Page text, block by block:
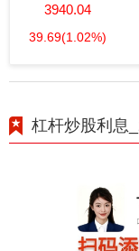
3940.04
39.69(1.02%)
杠杆炒股利息